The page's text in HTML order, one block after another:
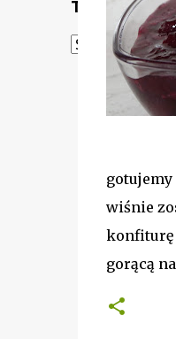
Translate
Powered by
gotujemy
wiśnie
konfiturę
gorącą